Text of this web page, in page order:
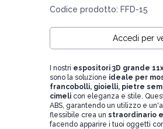
Codice prodotto: FFD-15
Accedi per
I nostri espositori 3D grande
sono la soluzione ideale per
francobolli, gioielli, pietre
cimeli con eleganza e stile.
ABS, garantendo un utilizzo e
flessibile crea un straordinario
facendo apparire i tuoi oggetti